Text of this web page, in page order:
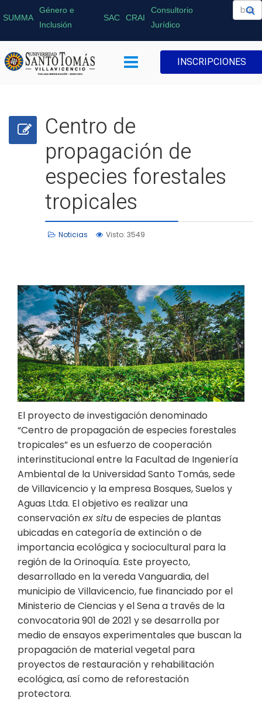
SUMMA
Género e
Inclusión
SAC CRAI
Consultorio
Jurídico
INSCRIPCIONES
Centro de
propagación de
especies forestales
tropicales
Noticias Visto: 3549
El proyecto de investigación denominado
“Centro de propagación de especies forestales
tropicales” es un esfuerzo de cooperación
interinstitucional entre la Facultad de Ingeniería
Ambiental de la Universidad Santo Tomás, sede
de Villavicencio y la empresa Bosques, Suelos y
Aguas Ltda. El objetivo es realizar una
conservaciónex situde especies de plantas
ubicadas en categoría de extinción o de
importancia ecológica y sociocultural para la
región de la Orinoquía. Este proyecto,
desarrollado en la vereda Vanguardia, del
municipio de Villavicencio, fue financiado por el
Ministerio de Ciencias y el Sena a través de la
convocatoria 901 de 2021 y se desarrolla por
medio de ensayos experimentales que buscan la
propagación de material vegetal para
proyectos de restauración y rehabilitación
ecológica, así como de reforestación
protectora.